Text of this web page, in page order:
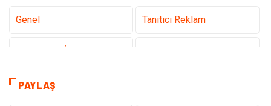
Genel Tanıtıcı Reklam
Teknoloji & İnternet Sağlık
Eğitim & Kariyer
PAYLAŞ